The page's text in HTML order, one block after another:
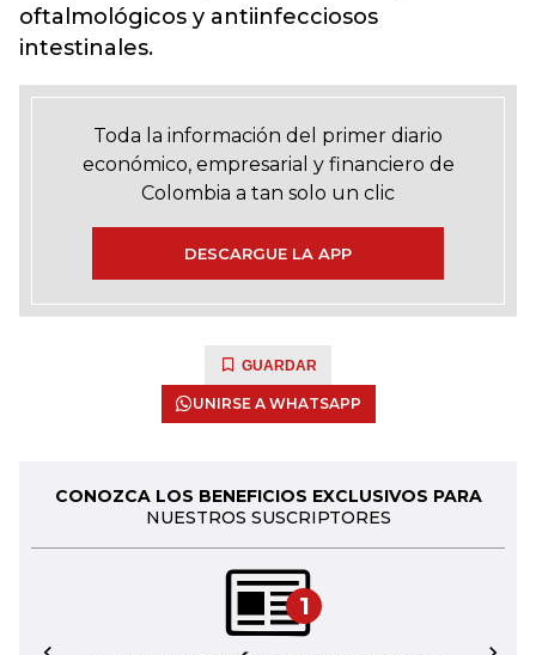
oftalmológicos y antiinfecciosos
intestinales.
Toda la información del primer diario
económico, empresarial y financiero de
Colombia a tan solo un clic
DESCARGUE LA APP
GUARDAR
UNIRSE A WHATSAPP
CONOZCA LOS BENEFICIOS EXCLUSIVOS PARA
NUESTROS SUSCRIPTORES
1